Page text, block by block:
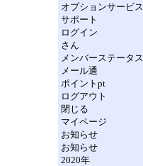
オプションサービス
サポート
ログイン
さん
メンバーステータス
メール通
ポイントpt
ログアウト
閉じる
マイページ
お知らせ
お知らせ
2020年